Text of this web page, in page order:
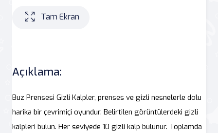
Tam Ekran
Açıklama:
Buz Prensesi Gizli Kalpler, prenses ve gizli nesnelerle dolu
harika bir çevrimiçi oyundur. Belirtilen görüntülerdeki gizli
kalpleri bulun. Her seviyede 10 gizli kalp bulunur. Toplamda